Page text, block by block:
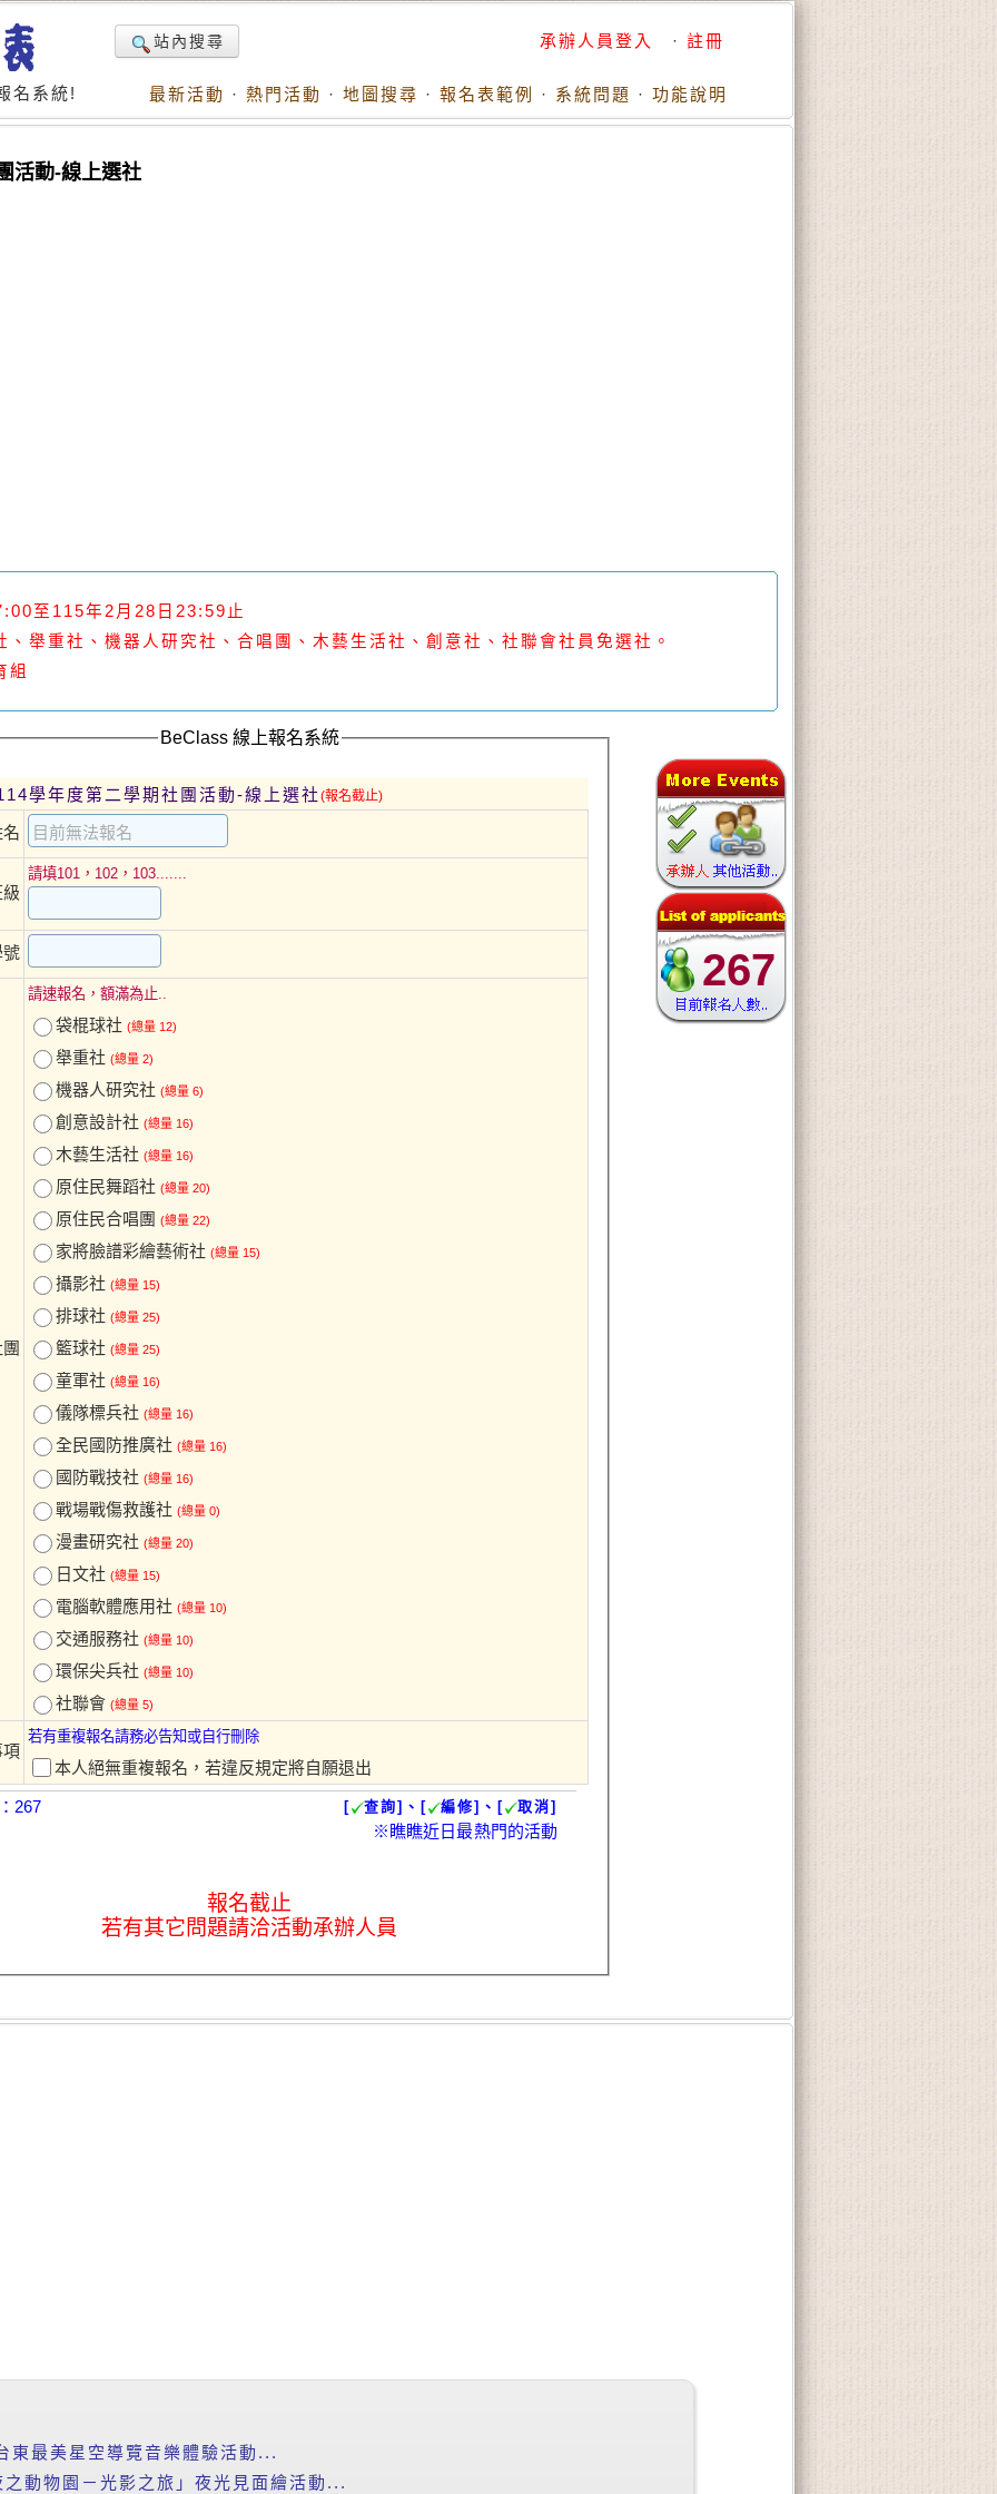
名系統!
站內搜尋 承辦人員登入 · 註冊
最新活動 · 熱門活動 · 地圖搜尋 · 報名表範例 · 系統問題 · 功能說明
活動-線上選社
至115年2月28日23:59止
、舉重社、 機器人研究社 、合唱團 、 木藝生活社 、創意社 、社聯會社員 免選社。
組
267
BeClass 線上報名系統
學年度第二學期社團活動-線上選社 (報名截止)
請填101，102，103.......
號
請速報名，額滿為止..
袋棍球社 (總量 12)
舉重社 (總量 2)
機器人研究社 (總量 6)
創意設計社 (總量 16)
木藝生活社 (總量 16)
原住民舞蹈社 (總量 20)
原住民合唱團 (總量 22)
家將臉譜彩繪藝術社 (總量 15)
攝影社 (總量 15)
排球社 (總量 25)
籃球社 (總量 25)
童軍社 (總量 16)
儀隊標兵社 (總量 16)
全民國防推廣社 (總量 16)
國防戰技社 (總量 16)
戰場戰傷救護社 (總量 0)
漫畫研究社 (總量 20)
日文社 (總量 15)
電腦軟體應用社 (總量 10)
交通服務社 (總量 10)
環保尖兵社 (總量 10)
社聯會 (總量 5)
若有重複報名請務必告知或自行刪除
本人絕無重複報名，若違反規定將自願退出
267 [ 查詢]、[ 編修]、[ 取消]
※瞧瞧近日最熱門的活動
報名截止
若有其它問題請洽活動承辦人員
東最美星空導覽音樂體驗活動...
動物園－光影之旅」夜光見面繪活動...